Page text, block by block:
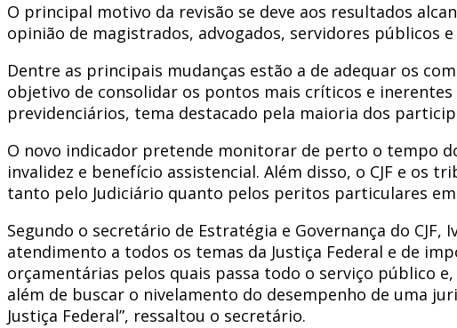
O principal motivo da revisão se deve aos resultados
opinião de magistrados, advogados, servidores públicos
Dentre as principais mudanças estão a de adequar os
objetivo de consolidar os pontos mais críticos e inerentes
previdenciários, tema destacado pela maioria dos
O novo indicador pretende monitorar de perto o tempo
invalidez e benefício assistencial. Além disso, o CJF e os
tanto pelo Judiciário quanto pelos peritos particulares
Segundo o secretário de Estratégia e Governança do
atendimento a todos os temas da Justiça Federal e de
orçamentárias pelos quais passa todo o serviço público
além de buscar o nivelamento do desempenho de uma
Justiça Federal”, ressaltou o secretário.